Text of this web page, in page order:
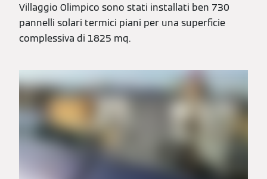
Villaggio Olimpico sono stati installati ben 730
pannelli solari termici piani per una superficie
complessiva di 1825 mq.